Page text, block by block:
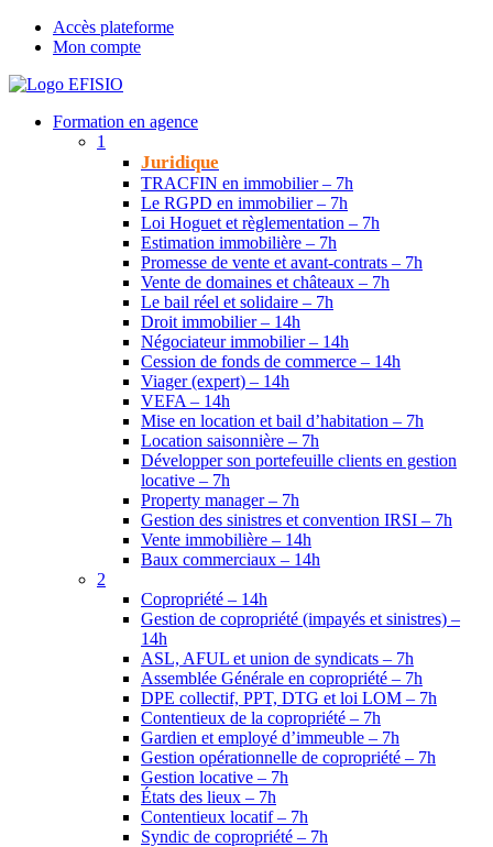
Accès plateforme
Mon compte
Formation en agence
1
Juridique
TRACFIN en immobilier – 7h
Le RGPD en immobilier – 7h
Loi Hoguet et règlementation – 7h
Estimation immobilière – 7h
Promesse de vente et avant-contrats – 7h
Vente de domaines et châteaux – 7h
Le bail réel et solidaire – 7h
Droit immobilier – 14h
Négociateur immobilier – 14h
Cession de fonds de commerce – 14h
Viager (expert) – 14h
VEFA – 14h
Mise en location et bail d’habitation – 7h
Location saisonnière – 7h
Développer son portefeuille clients en gestion
locative – 7h
Property manager – 7h
Gestion des sinistres et convention IRSI – 7h
Vente immobilière – 14h
Baux commerciaux – 14h
2
Copropriété – 14h
Gestion de copropriété (impayés et sinistres) –
14h
ASL, AFUL et union de syndicats – 7h
Assemblée Générale en copropriété – 7h
DPE collectif, PPT, DTG et loi LOM – 7h
Contentieux de la copropriété – 7h
Gardien et employé d’immeuble – 7h
Gestion opérationnelle de copropriété – 7h
Gestion locative – 7h
États des lieux – 7h
Contentieux locatif – 7h
Syndic de copropriété – 7h